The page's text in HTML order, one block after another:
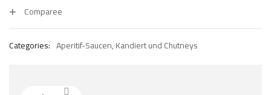
Comparee
Categories: Aperitif-Saucen,Kandiert und Chutneys